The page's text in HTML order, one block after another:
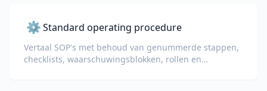
⚙️Standard operating procedure
Vertaal SOP's met behoud van genummerde stappen,
checklists, waarschuwingsblokken, rollen en